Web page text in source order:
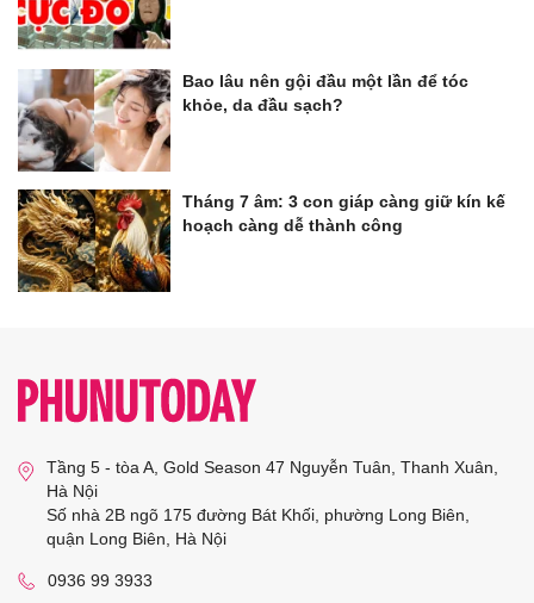
Bao lâu nên gội đầu một lần để tóc
khỏe, da đầu sạch?
Tháng 7 âm: 3 con giáp càng giữ kín kế
hoạch càng dễ thành công
Tầng 5 - tòa A, Gold Season 47 Nguyễn Tuân, Thanh Xuân,
Hà Nội
Số nhà 2B ngõ 175 đường Bát Khối, phường Long Biên,
quận Long Biên, Hà Nội
0936 99 3933